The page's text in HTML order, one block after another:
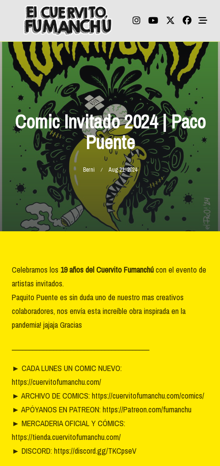
content
Comic Invitado 2024 | Paco
Puente
Berni Aug 21, 2024
Celebramos los 19 años del Cuervito Fumanchúcon el evento de
artistas invitados.
Paquito Puente es sin duda uno de nuestro mas creativos
colaboradores, nos envía esta increíble obra inspirada en la
pandemia! jajaja Gracias
► CADA LUNES UN COMIC NUEVO:
https://cuervitofumanchu.com/
► ARCHIVO DE COMICS: https://cuervitofumanchu.com/comics/
► APÓYANOS EN PATREON: https://Patreon.com/fumanchu
► MERCADERIA OFICIAL Y CÓMICS:
https://tienda.cuervitofumanchu.com/
► DISCORD: https://discord.gg/TKCpseV